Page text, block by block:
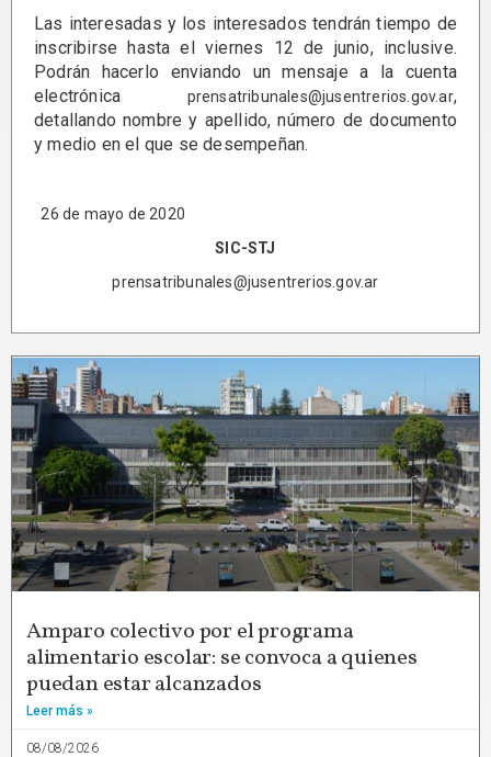
Las interesadas y los interesados tendrán tiempo de
inscribirse hasta el viernes 12 de junio, inclusive.
Podrán hacerlo enviando un mensaje a la cuenta
electrónica
prensatribunales@jusentrerios.gov.ar,
detallando nombre y apellido, número de documento
y medio en el que se desempeñan.
26 de mayo de 2020
SIC-STJ
prensatribunales@jusentrerios.gov.ar
Amparo colectivo por el programa
alimentario escolar: se convoca a quienes
puedan estar alcanzados
Leer más »
08/08/2026